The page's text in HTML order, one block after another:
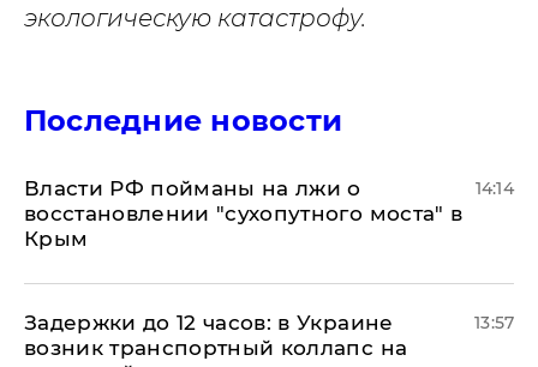
экологическую катастрофу.
Последние новости
Власти РФ пойманы на лжи о
восстановлении "сухопутного моста" в
Крым
14:14
Задержки до 12 часов: в Украине
возник транспортный коллапс на
13:57